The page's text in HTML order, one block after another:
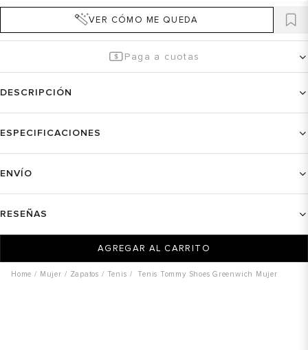
VER CÓMO ME QUEDA
Paga a cuotas
DESCRIPCIÓN
ESPECIFICACIONES
ENVÍO
RESEÑAS
AGREGAR AL CARRITO
Mujer Zapatos Tenis Tenis Tommy Shoes Greenwich Mujer